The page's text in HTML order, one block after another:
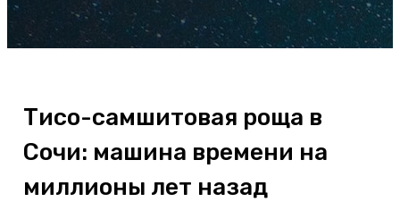
Тисо-самшитовая роща в
Сочи: машина времени на
миллионы лет назад